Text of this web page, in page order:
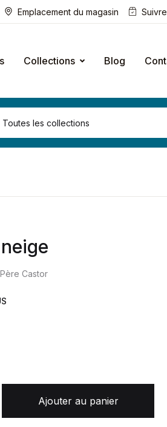
Emplacement du magasin
Collections Blog
Père Castor
Ajouter au panier